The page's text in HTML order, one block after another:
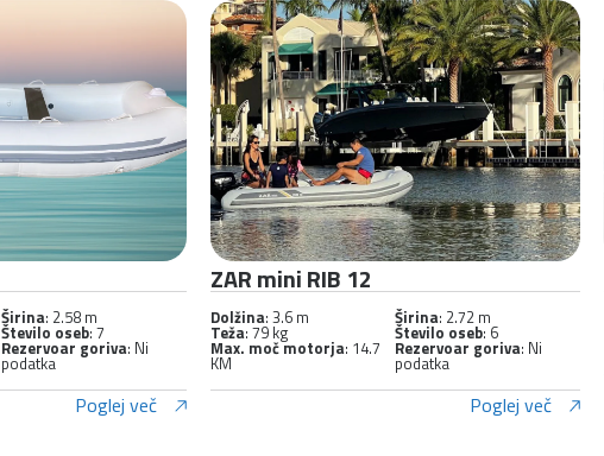
Širina: 2.58 m
Število oseb: 7
Rezervoar goriva: Ni
podatka
Poglej več
ZAR mini RIB 12
Dolžina: 3.6 m Širina: 2.72 m
Teža: 79 kg Število oseb: 6
Max. moč motorja: 14.7
KM
Rezervoar goriva: Ni
podatka
Poglej več